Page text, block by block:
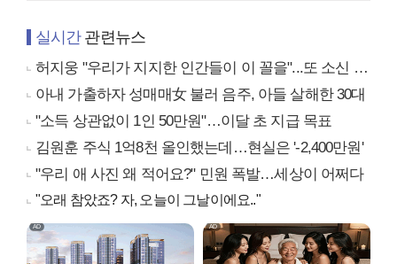
실시간관련뉴스
허지웅 "우리가 지지한 인간들이 이 꼴을"...또 소신 발언
아내 가출하자 성매매女 불러 음주, 아들 살해한 30대
"소득 상관없이 1인 50만원"…이달 초 지급 목표
김원훈 주식 1억8천 올인했는데…현실은 '-2,400만원'
"우리 애 사진 왜 적어요?" 민원 폭발…세상이 어쩌다
"오래 참았죠? 자, 오늘이 그날이에요.."